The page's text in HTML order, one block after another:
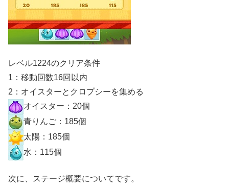
レベル1224のクリア条件
1：移動回数16回以内
2：オイスターとクロプシーを集める
オイスター：20個
青りんご：185個
太陽：185個
水：115個
次に、ステージ概要についてです。